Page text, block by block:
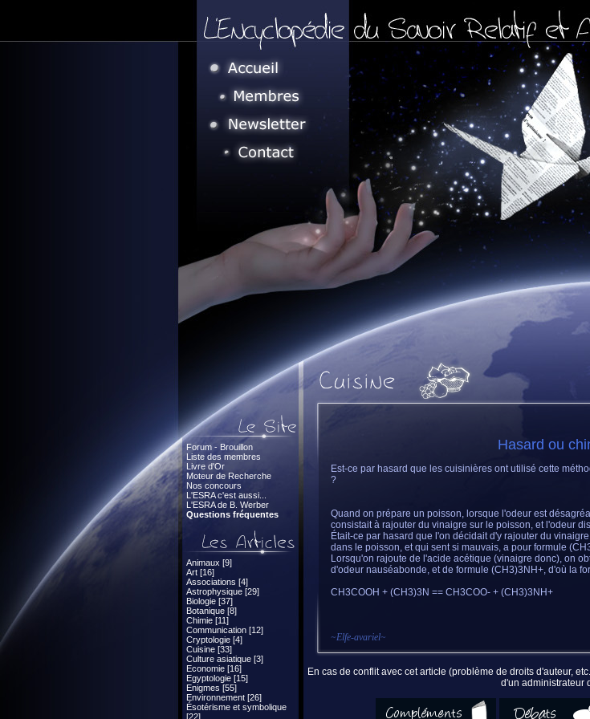
Forum - Brouillon
Liste des membres
Livre d'Or
Moteur de Recherche
Nos concours
L'ESRA c'est aussi...
L'ESRA de B. Werber
Questions fréquentes
Animaux [9]
Art [16]
Associations [4]
Astrophysique [29]
Biologie [37]
Botanique [8]
Chimie [11]
Communication [12]
Cryptologie [4]
Cuisine [33]
Culture asiatique [3]
Economie [16]
Egyptologie [15]
Enigmes [55]
Environnement [26]
Ésotérisme et symbolique
[22]
Hasard ou
Est-ce par hasard que les cuisinières ont utilisé cette
?
Quand on prépare un poisson, lorsque l'odeur est
consistait à rajouter du vinaigre sur le poisson, et l'odeur
Était-ce par hasard que l'on décidait d'y rajouter du
dans le poisson, et qui sent si mauvais, a pour formule
Lorsqu'on rajoute de l'acide acétique (vinaigre donc), on
d'odeur nauséabonde, et de formule (CH3)3NH+, d'où la
CH3COOH + (CH3)3N == CH3COO- + (CH3)3NH+
~Elfe-avariel~
En cas de conflit avec cet article (problème de droits d'auteur,
d'un administrateur